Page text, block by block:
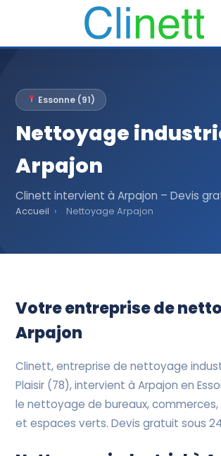
Prestations
Références
Secteur
Recrutement
Actualités
Essonne (91)
Nettoyage
Arpajon
Clinett intervient à Arpajon – Devis
Accueil › Nettoyage Arpajon
Votre entreprise de
Arpajon
Clinett, entreprise de nettoyage
Plaisir (78), intervient à Arpajon en
le nettoyage de bureaux, commerces,
et espaces verts. Devis gratuit sous